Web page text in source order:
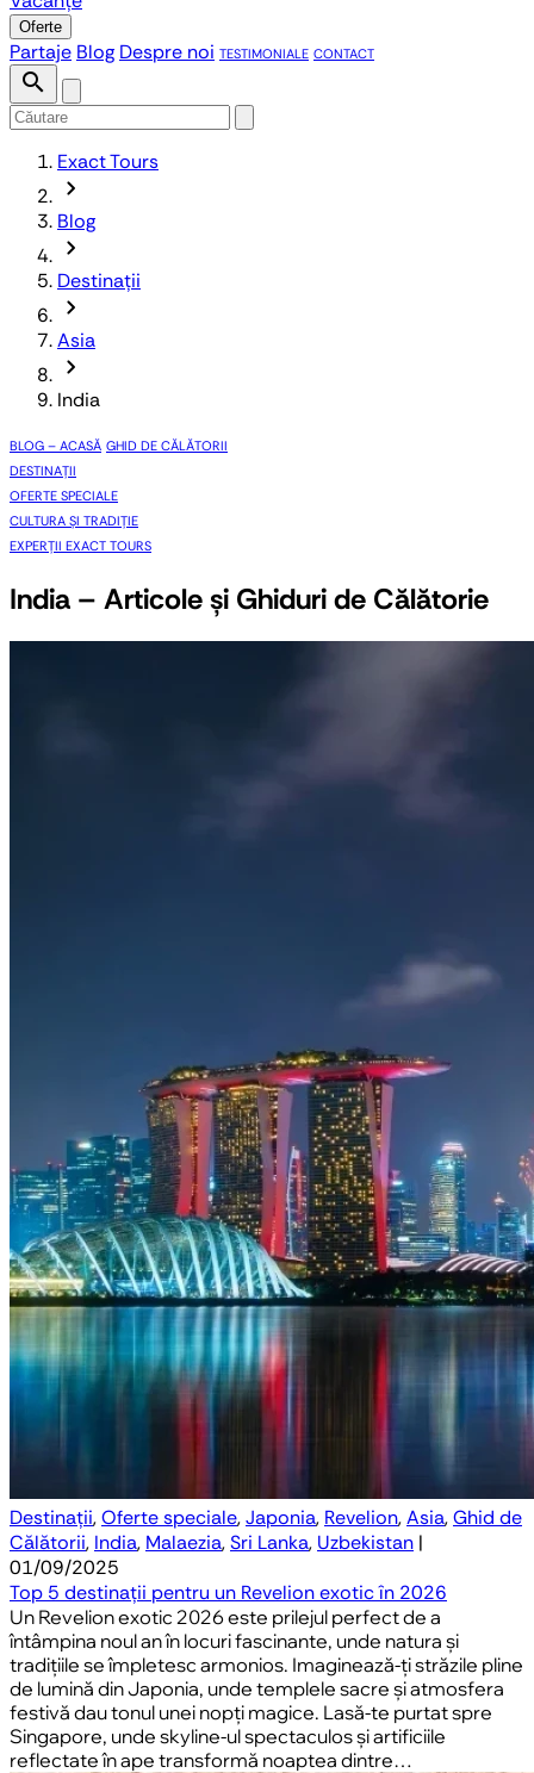
Oferte
Partaje Blog Despre noi TESTIMONIALE CONTACT
search
Exact Tours
chevron_forward
Blog
chevron_forward
Destinații
chevron_forward
Asia
chevron_forward
India
BLOG – ACASĂ GHID DE CĂLĂTORII
DESTINAȚII
OFERTE SPECIALE
CULTURA ȘI TRADIȚIE
EXPERȚII EXACT TOURS
India – Articole și Ghiduri de Călătorie
Destinații,Oferte speciale,Japonia, Revelion,Asia,Ghid de
Călătorii, India, Malaezia,Sri Lanka, Uzbekistan |
01/09/2025
Top 5 destinații pentru un Revelion exotic în 2026
Un Revelion exotic 2026 este prilejul perfect de a
întâmpina noul an în locuri fascinante, unde natura și
tradițiile se împletesc armonios. Imaginează-ți străzile pline
de lumină din Japonia, unde templele sacre și atmosfera
festivă dau tonul unei nopți magice. Lasă-te purtat spre
Singapore, unde skyline-ul spectaculos și artificiile
reflectate în ape transformă noaptea dintre…